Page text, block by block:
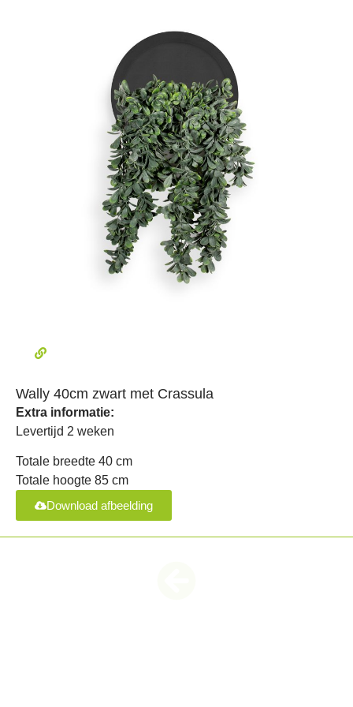
Wally 40cm zwart met Crassula
Extra informatie:
Levertijd 2 weken
Totale breedte 40 cm
Totale hoogte 85 cm
Download afbeelding